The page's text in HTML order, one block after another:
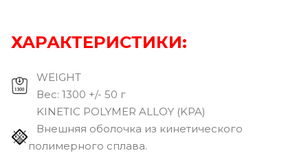
ХАРАКТЕРИСТИКИ:
WEIGHT
Вec: 1300 +/- 50 г
KINETIC POLYMER ALLOY (KPA)
Внешняя оболочка из кинетического
полимерного сплава.